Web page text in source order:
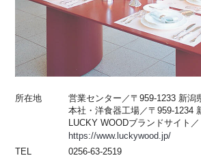
所在地
営業センター／〒959-1233 新潟
本社・洋食器工場／〒959-1234
LUCKY WOODブランドサイト／
https://www.luckywood.jp/
TEL
0256-63-2519